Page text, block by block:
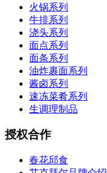
火锅系列
牛排系列
浇头系列
面点系列
面条系列
油炸裹面系列
酱卤系列
速冻菜肴系列
生调理制品
授权合作
春花邱食